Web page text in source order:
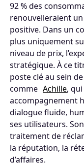
92 % des
renouvelleraient
positive. Dans un
plus uniquement
niveau de prix,
stratégique. À ce
poste clé au sein
comme Achille,
accompagnement
dialogue fluide,
ses utilisateurs.
traitement de
la réputation, la
d’affaires.